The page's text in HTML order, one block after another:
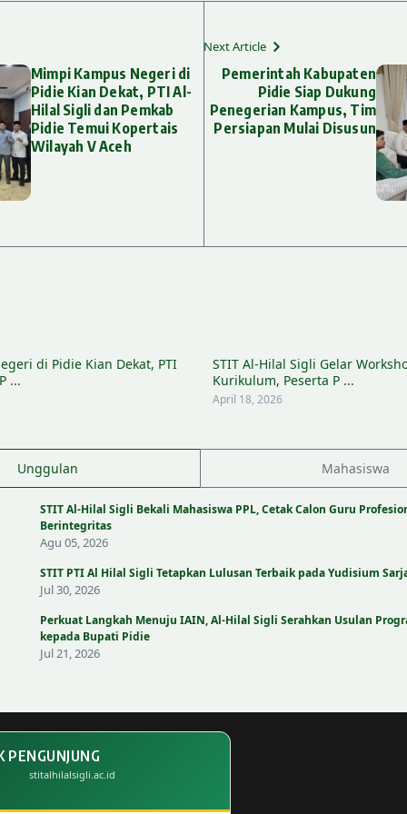
Mimpi Kampus Negeri di
Pidie Kian Dekat, PTI Al-
Hilal Sigli dan Pemkab
Pidie Temui Kopertais
Wilayah V Aceh
Next Article
Pemerintah Kabupaten
Pidie Siap Dukung
Penegerian Kampus, Tim
Persiapan Mulai Disusun
di Pidie Kian Dekat, PTI
...
STIT Al-Hilal Sigli Gelar
Kurikulum, Peserta P ...
April 18, 2026
Unggulan Mahasiswa
STIT Al-Hilal Sigli Bekali Mahasiswa PPL, Cetak Calon Guru
Berintegritas
Agu 05, 2026
STIT PTI Al Hilal Sigli Tetapkan Lulusan Terbaik pada Yudisium
Jul 30, 2026
Perkuat Langkah Menuju IAIN, Al-Hilal Sigli Serahkan Usulan
kepada Bupati Pidie
Jul 21, 2026
stitalhilalsigli.ac.id